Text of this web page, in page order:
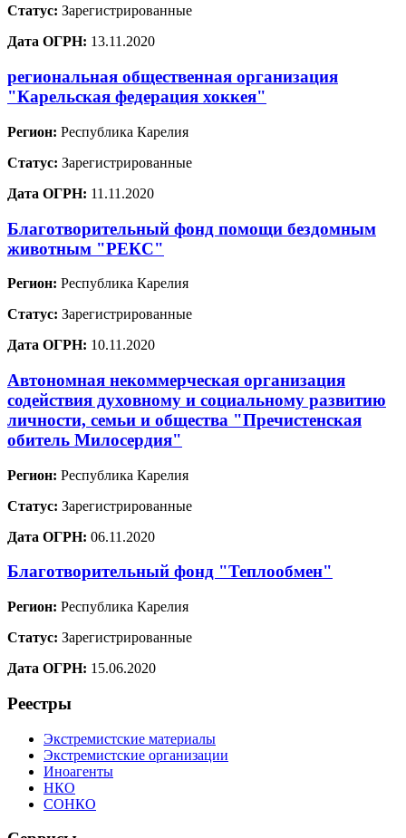
Статус: Зарегистрированные
Дата ОГРН: 13.11.2020
региональная общественная организация
"Карельская федерация хоккея"
Регион: Республика Карелия
Статус: Зарегистрированные
Дата ОГРН: 11.11.2020
Благотворительный фонд помощи бездомным
животным "РЕКС"
Регион: Республика Карелия
Статус: Зарегистрированные
Дата ОГРН: 10.11.2020
Автономная некоммерческая организация
содействия духовному и социальному развитию
личности, семьи и общества "Пречистенская
обитель Милосердия"
Регион: Республика Карелия
Статус: Зарегистрированные
Дата ОГРН: 06.11.2020
Благотворительный фонд "Теплообмен"
Регион: Республика Карелия
Статус: Зарегистрированные
Дата ОГРН: 15.06.2020
Реестры
Экстремистские материалы
Экстремистские организации
Иноагенты
НКО
СОНКО